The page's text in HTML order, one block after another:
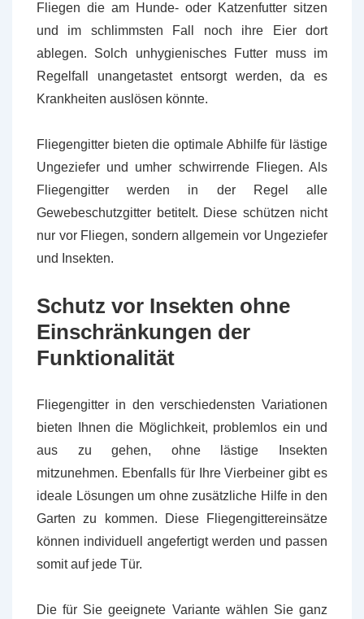
Fliegen die am Hunde- oder Katzenfutter sitzen
und im schlimmsten Fall noch ihre Eier dort
ablegen. Solch unhygienisches Futter muss im
Regelfall unangetastet entsorgt werden, da es
Krankheiten auslösen könnte.
Fliegengitter bieten die optimale Abhilfe für lästige
Ungeziefer und umher schwirrende Fliegen. Als
Fliegengitter werden in der Regel alle
Gewebeschutzgitter betitelt. Diese schützen nicht
nur vor Fliegen, sondern allgemein vor Ungeziefer
und Insekten.
Schutz vor Insekten ohne
Einschränkungen der
Funktionalität
Fliegengitter in den verschiedensten Variationen
bieten Ihnen die Möglichkeit, problemlos ein und
aus zu gehen, ohne lästige Insekten
mitzunehmen. Ebenfalls für Ihre Vierbeiner gibt es
ideale Lösungen um ohne zusätzliche Hilfe in den
Garten zu kommen. Diese Fliegengittereinsätze
können individuell angefertigt werden und passen
somit auf jede Tür.
Die für Sie geeignete Variante wählen Sie ganz